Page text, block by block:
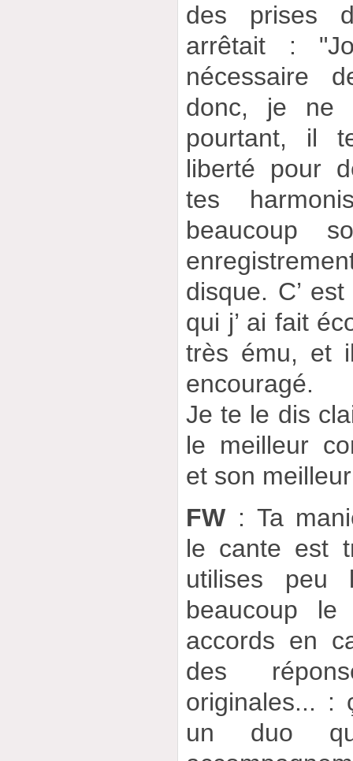
des prises
arrêtait :
nécessaire
donc, je ne
pourtant, il
liberté pour
tes
beaucoup
disque. C’
qui j’ ai fait
très ému, et
encouragé.
Je te le dis
le meilleur
et son
FW : Ta
le cante est
utilises peu
beaucoup
accords en
des
originales... :
un duo